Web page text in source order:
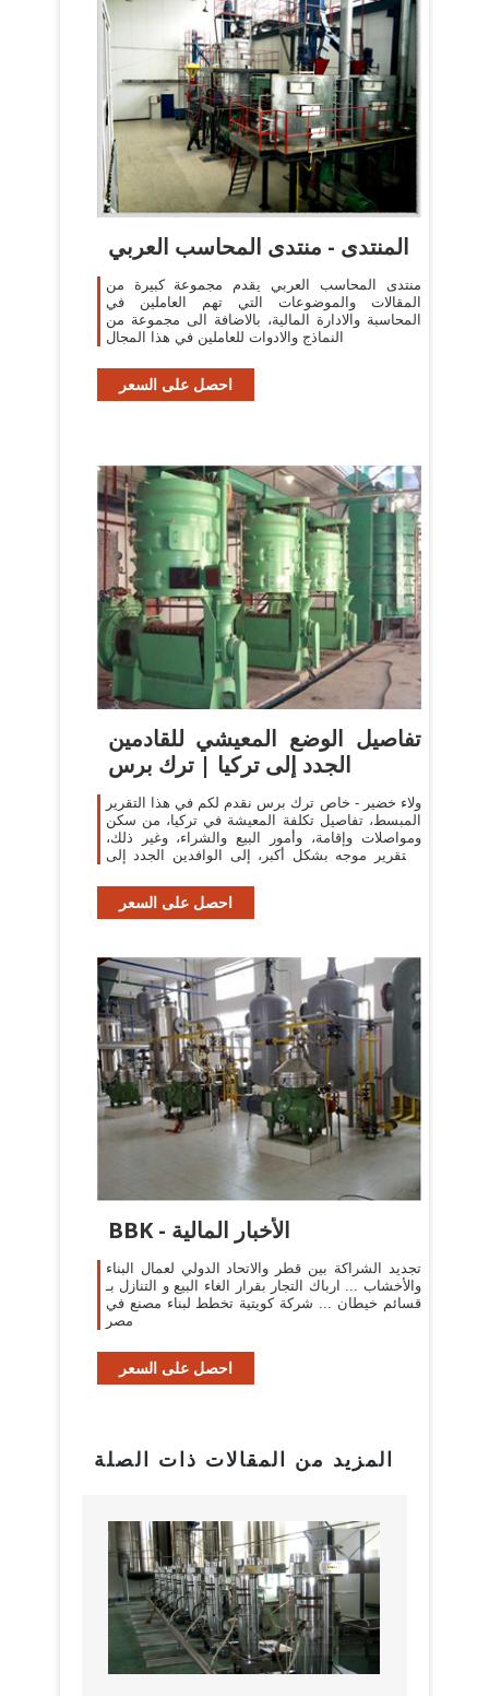
المنتدى - منتدى المحاسب العربي
منتدى المحاسب العربي يقدم مجموعة كبيرة من
المقالات والموضوعات التي تهم العاملين في
المحاسبة والادارة المالية، بالاضافة الى مجموعة من
النماذج والادوات للعاملين في هذا المجال
احصل على السعر
تفاصيل الوضع المعيشي للقادمين
الجدد إلى تركيا | ترك برس
ولاء خضير - خاص ترك برس نقدم لكم في هذا التقرير
المبسط، تفاصيل تكلفة المعيشة في تركيا، من سكن
ومواصلات وإقامة، وأمور البيع والشراء، وغير ذلك،
والتقرير موجه بشكل أكبر، إلى الوافدين الجدد إلى
احصل على السعر
BBK - الأخبار المالية
تجديد الشراكة بين قطر والاتحاد الدولي لعمال البناء
والأخشاب ... ارباك التجار بقرار الغاء البيع و التنازل بـ
قسائم خيطان ... شركة كويتية تخطط لبناء مصنع في
مصر
احصل على السعر
المزيد من المقالات ذات الصلة